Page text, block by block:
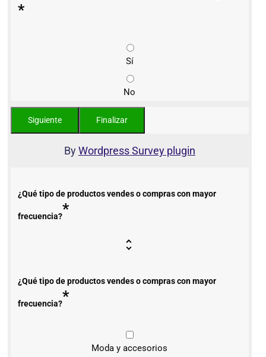
*
Sí
No
ByWordpress Survey plugin
¿Qué tipo de productos vendes o compras con mayor
frecuencia?*
¿Qué tipo de productos vendes o compras con mayor
frecuencia?*
Moda y accesorios